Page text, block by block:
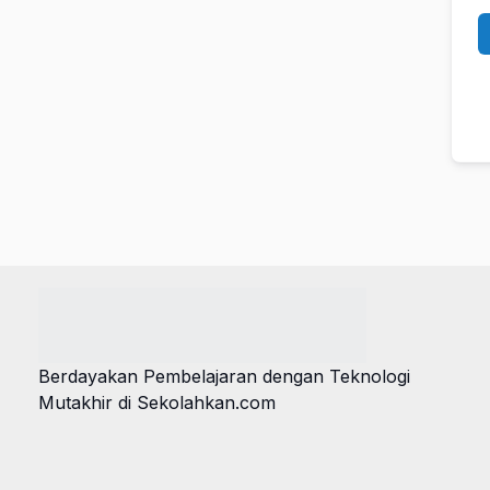
Berdayakan Pembelajaran dengan Teknologi
Mutakhir di Sekolahkan.com